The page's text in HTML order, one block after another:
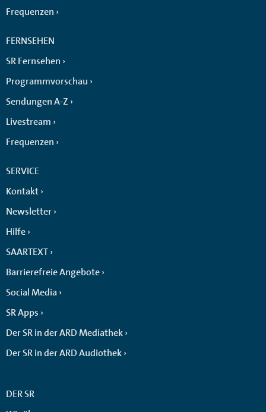
Frequenzen
FERNSEHEN
SR Fernsehen
Programmvorschau
Sendungen A-Z
Livestream
Frequenzen
SERVICE
Kontakt
Newsletter
Hilfe
SAARTEXT
Barrierefreie Angebote
Social Media
SR Apps
Der SR in der ARD Mediathek
Der SR in der ARD Audiothek
DER SR